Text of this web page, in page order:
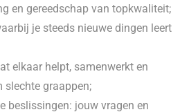
en gereedschap van topkwaliteit;
je steeds nieuwe dingen leert
elkaar helpt, samenwerkt en
slechte graappen;
beslissingen: jouw vragen en